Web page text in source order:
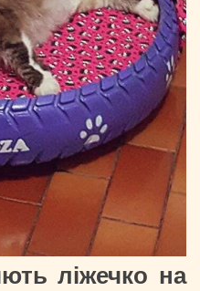
ліжечко на